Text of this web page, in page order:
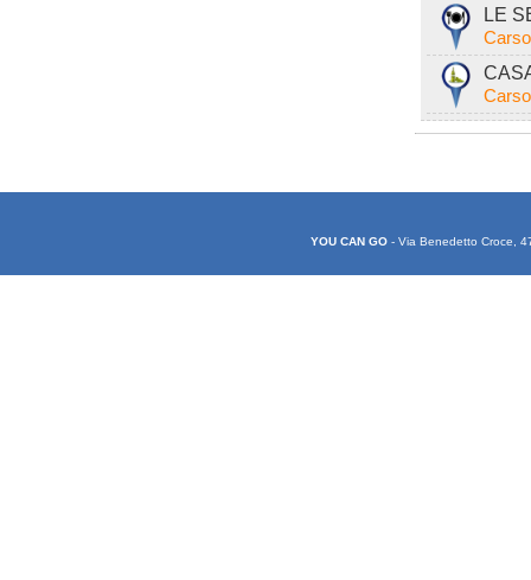
LE
YOU CAN GO - Via Benedetto Croce,